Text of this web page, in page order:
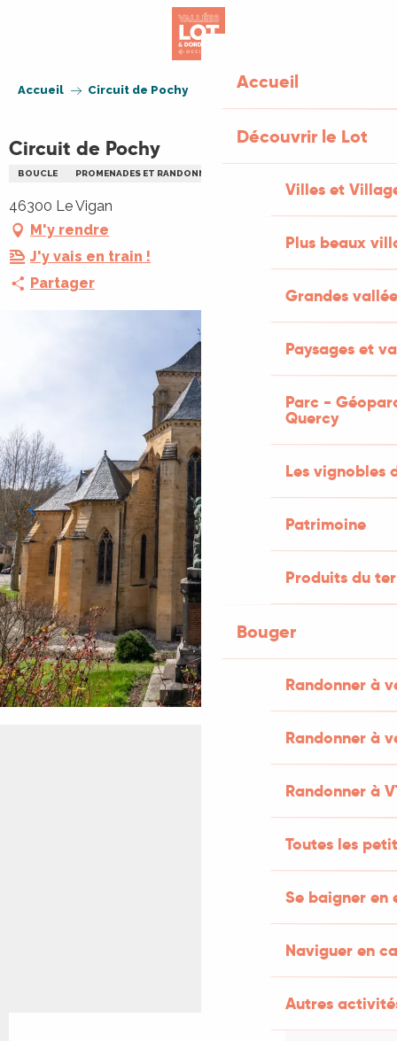
Accueil
Découvrir le Lot
Villes et
Plus beaux
Grandes
Paysages et
Parc -
Quercy
Les vignobles
Patrimoine
Produits du
Bouger
Randonner à
Randonner à
Randonner à
Toutes les
Se baigner en
Naviguer en
Autres
Accueil Circuit de Pochy
Circuit de Pochy
BOUCLE PROMENADES ET RANDONNÉES (PR)
46300 Le Vigan
M'y rendre
J'y vais en train !
Partager